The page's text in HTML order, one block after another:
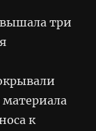
три
материала
к